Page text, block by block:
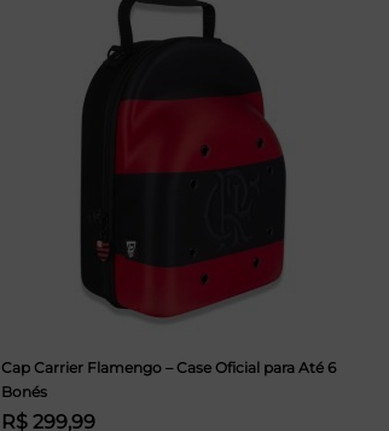
Cap Carrier Flamengo – Case Oficial para Até 6
Bonés
R$ 299,99